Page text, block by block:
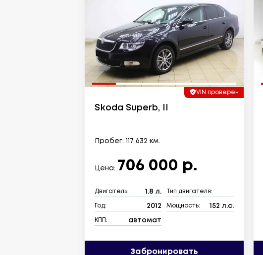
VIN проверен
Skoda Superb, II
Пробег: 117 632 км.
Цена: 706 000 р.
Двигатель: 1.8 л. Тип двигателя:
Год: 2012 Мощность: 152 л.с.
КПП: автомат
Забронировать